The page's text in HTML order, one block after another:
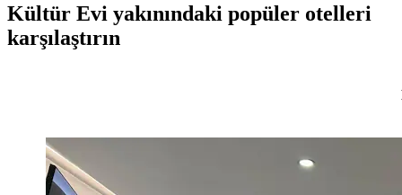
Kültür Evi yakınındaki popüler otelleri
karşılaştırın